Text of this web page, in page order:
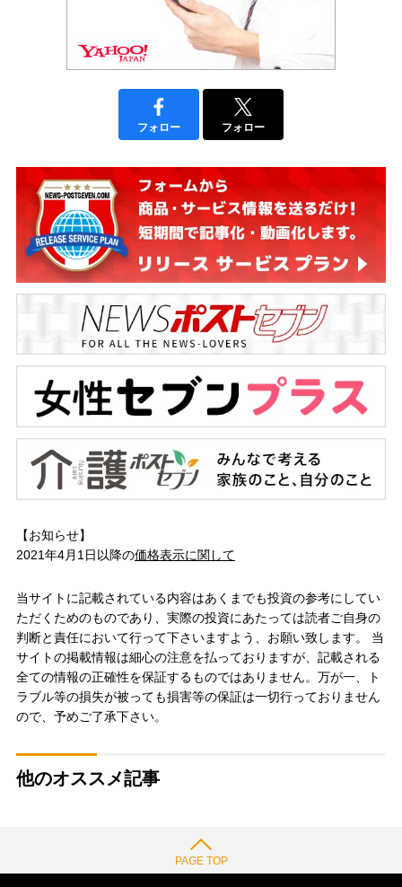
フォロー フォロー
【お知らせ】
2021年4月1日以降の価格表示に関して
当サイトに記載されている内容はあくまでも投資の参考にしてい
ただくためのものであり、実際の投資にあたっては読者ご自身の
判断と責任において行って下さいますよう、お願い致します。 当
サイトの掲載情報は細心の注意を払っておりますが、記載される
全ての情報の正確性を保証するものではありません。万が一、ト
ラブル等の損失が被っても損害等の保証は一切行っておりません
ので、予めご了承下さい。
他のオススメ記事
PAGE TOP